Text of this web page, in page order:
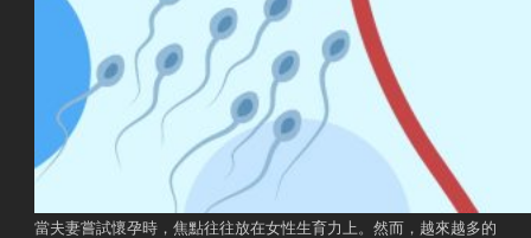
當夫妻嘗試懷孕時，焦點往往放在女性生育力上。然而，越來越多的